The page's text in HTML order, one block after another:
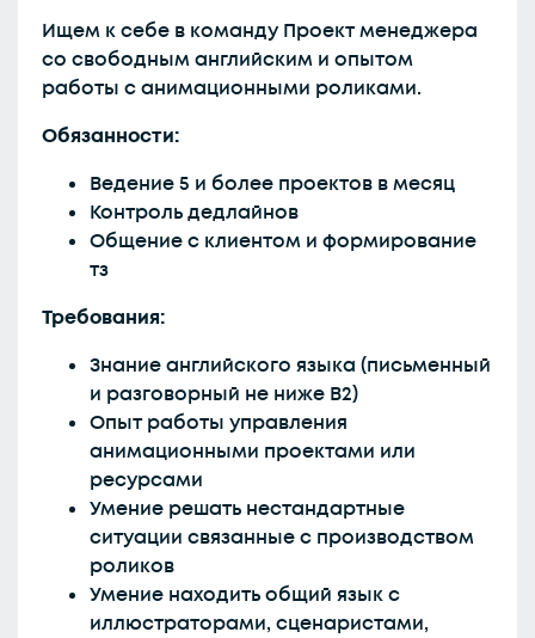
Ищем к себе в команду Проект менеджера
со свободным английским и опытом
работы с анимационными роликами.
Обязанности:
Ведение 5 и более проектов в месяц
Контроль дедлайнов
Общение с клиентом и формирование
тз
Требования:
Знание английского языка (письменный
и разговорный не ниже В2)
Опыт работы управления
анимационными проектами или
ресурсами
Умение решать нестандартные
ситуации связанные с производством
роликов
Умение находить общий язык с
иллюстраторами, сценаристами,